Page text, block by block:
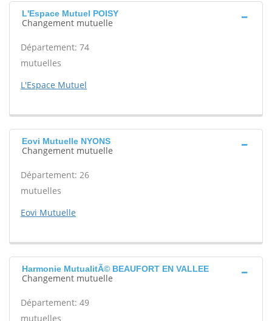
L'Espace Mutuel POISY
Changement mutuelle
Département: 74
mutuelles
L'Espace Mutuel
Eovi Mutuelle NYONS
Changement mutuelle
Département: 26
mutuelles
Eovi Mutuelle
Harmonie MutualitÃ© BEAUFORT EN VALLEE
Changement mutuelle
Département: 49
mutuelles